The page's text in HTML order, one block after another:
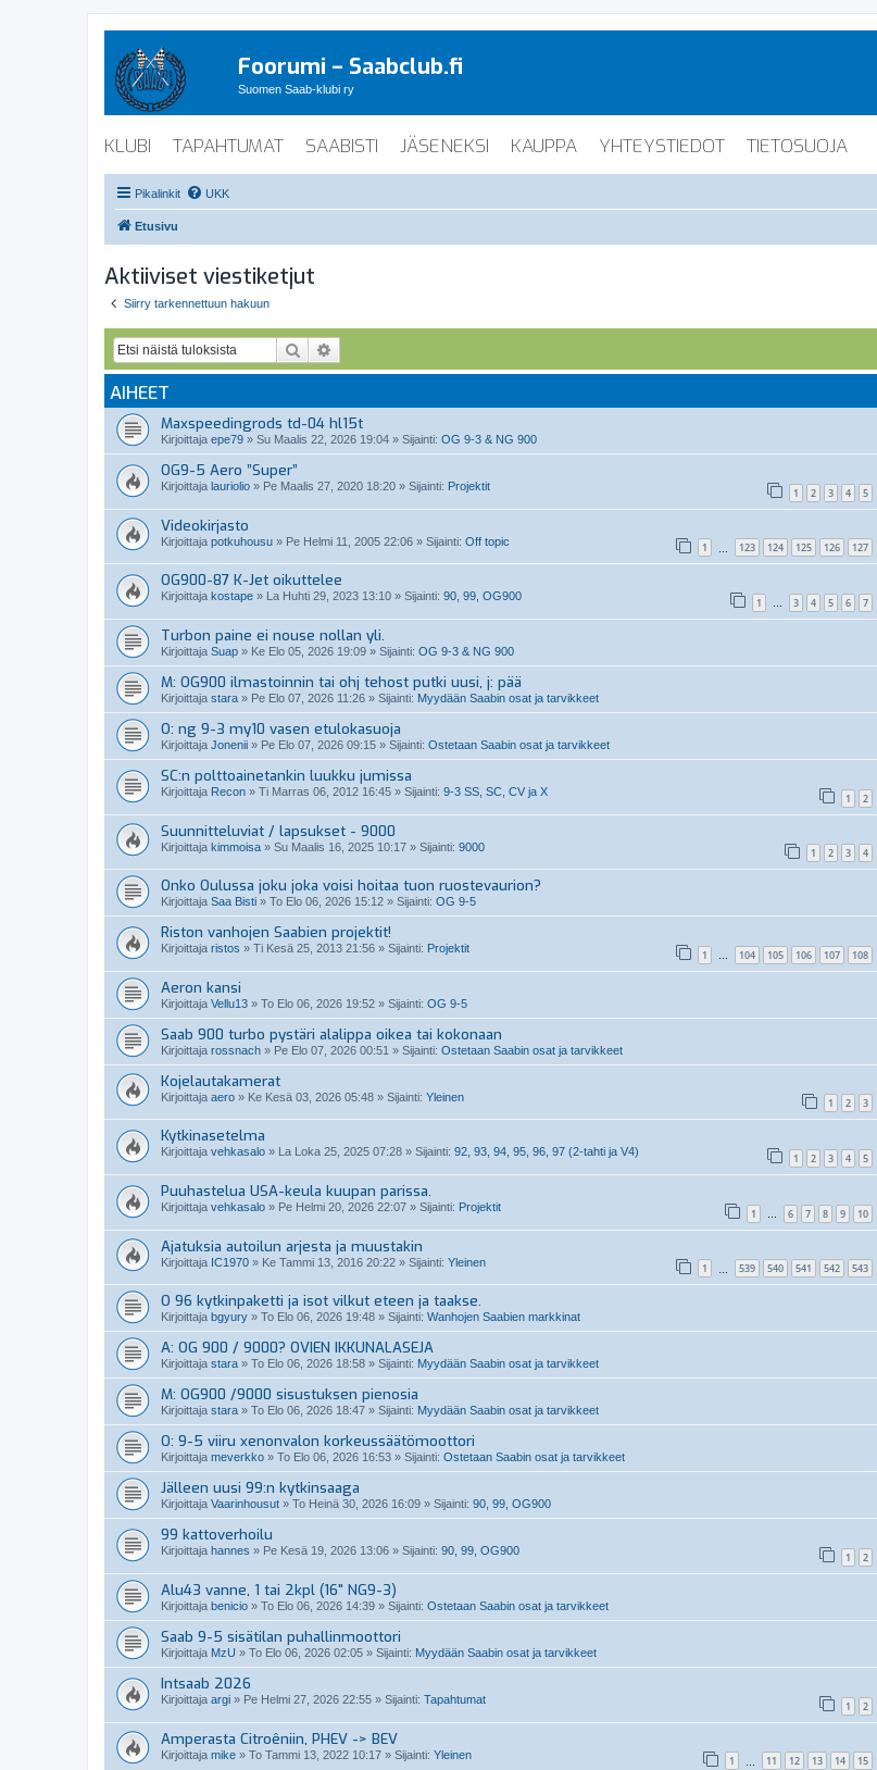
Foorumi – Saabclub.fi
Suomen Saab-klubi ry
KLUBI TAPAHTUMAT SAABISTI JÄSENEKSI KAUPPA YHTEYSTIEDOT TIETOSUOJA
Pikalinkit UKK
Etusivu
Aktiiviset viestiketjut
Siirry tarkennettuun hakuun
Etsi
AIHEET
Maxspeedingrods td-04 hl15t
Kirjoittaja epe79 » Su Maalis 22, 2026 19:04 » Sijainti: OG 9-3 & NG 900
OG9-5 Aero ”Super”
Kirjoittaja lauriolio » Pe Maalis 27, 2020 18:20 » Sijainti: Projektit 1 2 3 4 5
Videokirjasto
Kirjoittaja potkuhousu » Pe Helmi 11, 2005 22:06 » Sijainti: Off topic 1 123 124 125 126 127
OG900-87 K-Jet oikuttelee
Kirjoittaja kostape » La Huhti 29, 2023 13:10 » Sijainti: 90, 99, OG900 1 … 3 4 5 6 7
Turbon paine ei nouse nollan yli.
Kirjoittaja Suap » Ke Elo 05, 2026 19:09 » Sijainti: OG 9-3 & NG 900
M: OG900 ilmastoinnin tai ohj tehost putki uusi, j: pää
Kirjoittaja stara » Pe Elo 07, 2026 11:26 » Sijainti: Myydään Saabin osat ja tarvikkeet
O: ng 9-3 my10 vasen etulokasuoja
Kirjoittaja Jonenii » Pe Elo 07, 2026 09:15 » Sijainti: Ostetaan Saabin osat ja tarvikkeet
SC:n polttoainetankin luukku jumissa
Kirjoittaja Recon » Ti Marras 06, 2012 16:45 » Sijainti: 9-3 SS, SC, CV ja X 1 2
Suunnitteluviat / lapsukset - 9000
Kirjoittaja kimmoisa » Su Maalis 16, 2025 10:17 » Sijainti: 9000 1 2 3 4
Onko Oulussa joku joka voisi hoitaa tuon ruostevaurion?
Kirjoittaja Saa Bisti » To Elo 06, 2026 15:12 » Sijainti: OG 9-5
Riston vanhojen Saabien projektit!
Kirjoittaja ristos » Ti Kesä 25, 2013 21:56 » Sijainti: Projektit 1 … 104 105 106 107 108
Aeron kansi
Kirjoittaja Vellu13 » To Elo 06, 2026 19:52 » Sijainti: OG 9-5
Saab 900 turbo pystäri alalippa oikea tai kokonaan
Kirjoittaja rossnach » Pe Elo 07, 2026 00:51 » Sijainti: Ostetaan Saabin osat ja tarvikkeet
Kojelautakamerat
Kirjoittaja aero » Ke Kesä 03, 2026 05:48 » Sijainti: Yleinen 1 2 3
Kytkinasetelma
Kirjoittaja vehkasalo » La Loka 25, 2025 07:28 » Sijainti: 92, 93, 94, 95, 96, 97 (2-tahti ja V4) 1 2 3 4 5
Puuhastelua USA-keula kuupan parissa.
Kirjoittaja vehkasalo » Pe Helmi 20, 2026 22:07 » Sijainti: Projektit 1 … 6 7 8 9 10
Ajatuksia autoilun arjesta ja muustakin
Kirjoittaja IC1970 » Ke Tammi 13, 2016 20:22 » Sijainti: Yleinen 1 539 540 541 542 543
O 96 kytkinpaketti ja isot vilkut eteen ja taakse.
Kirjoittaja bgyury » To Elo 06, 2026 19:48 » Sijainti: Wanhojen Saabien markkinat
A: OG 900 / 9000? OVIEN IKKUNALASEJA
Kirjoittaja stara » To Elo 06, 2026 18:58 » Sijainti: Myydään Saabin osat ja tarvikkeet
M: OG900 /9000 sisustuksen pienosia
Kirjoittaja stara » To Elo 06, 2026 18:47 » Sijainti: Myydään Saabin osat ja tarvikkeet
O: 9-5 viiru xenonvalon korkeussäätömoottori
Kirjoittaja meverkko » To Elo 06, 2026 16:53 » Sijainti: Ostetaan Saabin osat ja tarvikkeet
Jälleen uusi 99:n kytkinsaaga
Kirjoittaja Vaarinhousut » To Heinä 30, 2026 16:09 » Sijainti: 90, 99, OG900
99 kattoverhoilu
Kirjoittaja hannes » Pe Kesä 19, 2026 13:06 » Sijainti: 90, 99, OG900 1 2
Alu43 vanne, 1 tai 2kpl (16" NG9-3)
Kirjoittaja benicio » To Elo 06, 2026 14:39 » Sijainti: Ostetaan Saabin osat ja tarvikkeet
Saab 9-5 sisätilan puhallinmoottori
Kirjoittaja MzU » To Elo 06, 2026 02:05 » Sijainti: Myydään Saabin osat ja tarvikkeet
Intsaab 2026
Kirjoittaja argi » Pe Helmi 27, 2026 22:55 » Sijainti: Tapahtumat 1 2
Amperasta Citroêniin, PHEV -> BEV
Kirjoittaja mike » To Tammi 13, 2022 10:17 » Sijainti: Yleinen 1 11 12 13 14 15